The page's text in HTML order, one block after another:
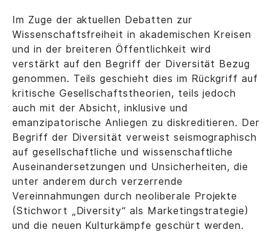
Im Zuge der aktuellen Debatten zur
Wissenschaftsfreiheit in akademischen Kreisen
und in der breiteren Öffentlichkeit wird
verstärkt auf den Begriff der Diversität Bezug
genommen. Teils geschieht dies im Rückgriff auf
kritische Gesellschaftstheorien, teils jedoch
auch mit der Absicht, inklusive und
emanzipatorische Anliegen zu diskreditieren. Der
Begriff der Diversität verweist seismographisch
auf gesellschaftliche und wissenschaftliche
Auseinandersetzungen und Unsicherheiten, die
unter anderem durch verzerrende
Vereinnahmungen durch neoliberale Projekte
(Stichwort „Diversity“ als Marketingstrategie)
und die neuen Kulturkämpfe geschürt werden.